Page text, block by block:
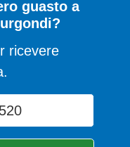
guasto a
ricevere